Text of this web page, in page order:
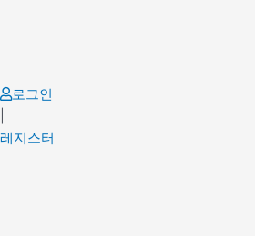
로그인
레지스터